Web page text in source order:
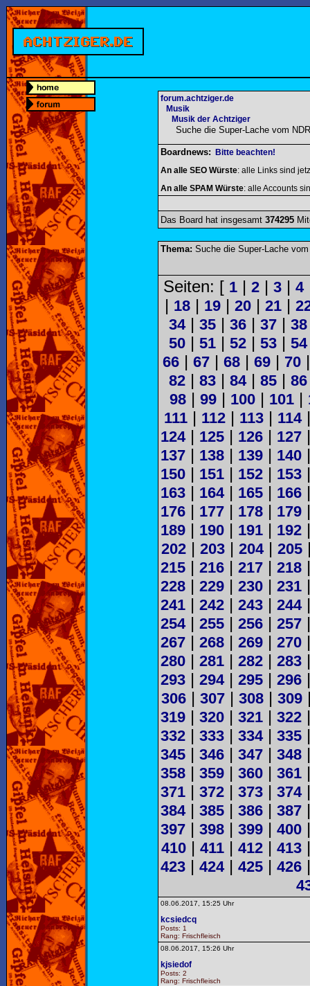
forum.achtziger.de
Musik
Musik der Achtziger
Suche die Super-Lache vom
Boardnews:
Bitte beachten!
An alle SEO Würste: alle Links sind
An alle SPAM Würste: alle Accounts
Das Board hat insgesamt 374295
Thema: Suche die Super-Lache
Seiten: [ 1| 2| 3| 4
| 18| 19| 20| 21|
34| 35 | 36 | 37 | 38
50 | 51 | 52 | 53 | 54
66 | 67 | 68 | 69 | 70
82 | 83 | 84| 85 | 86
98| 99| 100| 101|
111 | 112 | 113 | 114
124| 125 | 126 | 127
137 | 138 | 139 | 140
150 | 151 | 152 | 153
163 | 164| 165 | 166
176 | 177 | 178 | 179
189 | 190 | 191 | 192
202| 203| 204| 205
215 | 216 | 217 | 218
228 | 229 | 230 | 231
241 | 242 | 243 | 244
254| 255 | 256 | 257
267 | 268 | 269 | 270
280 | 281 | 282 | 283
293 | 294| 295 | 296
306| 307| 308| 309
319 | 320 | 321 | 322
332 | 333 | 334| 335
345 | 346 | 347 | 348
358 | 359 | 360 | 361
371 | 372 | 373 | 374
384| 385 | 386 | 387
397 | 398 | 399 | 400
410| 411| 412| 413
423 | 424| 425 | 426
08.06.2017, 15:25 Uhr
kcsiedcq
Posts: 1
Rang: Frischfleisch
08.06.2017, 15:26 Uhr
kjsiedof
Posts: 2
Rang: Frischfleisch